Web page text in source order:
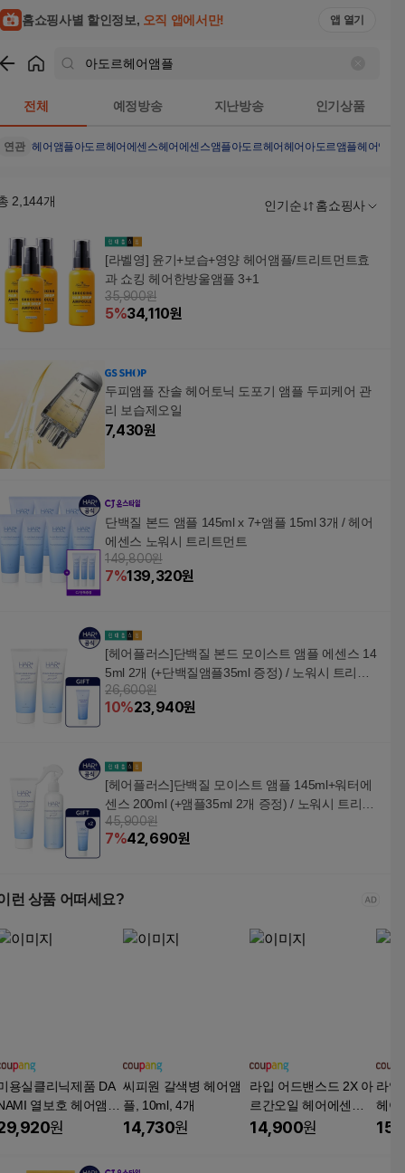
홈쇼핑사별 할인정보, 오직 앱에서만! 앱 열기
전체 예정방송 지난방송 인기상품
연관 헤어앰플아도르헤어에센스헤어에센스앰플아도르헤어헤어 아도르앰플헤어앰플
2,144개 인기순 홈쇼핑사
[라벨영] 윤기+보습+영양 헤어앰플/트리트먼트효
과 쇼킹 헤어한방울앰플 3+1
35,900원
5%34,110원
두피앰플 잔솔 헤어토닉 도포기 앰플 두피케어 관
리 보습제오일
7,430원
단백질 본드 앰플 145ml x 7+앰플 15ml 3개 / 헤어
에센스 노워시 트리트먼트
149,800원
7%139,320원
[헤어플러스]단백질 본드 모이스트 앰플 에센스 14
5ml 2개 (+단백질앰플35ml 증정) / 노워시 트리트
먼트
26,600원
10%23,940원
[헤어플러스]단백질 모이스트 앰플 145ml+워터에
센스 200ml (+앰플35ml 2개 증정) / 노워시 트리트
먼트
45,900원
7%42,690원
런 상품 어떠세요?
용실클리닉제품 DA
열보호 헤어앰플
단백질 셀프 손상
원
씨피원 갈색병 헤어앰
플, 10ml, 4개
14,730원
라입 어드밴스드 2X 아
르간오일 헤어에센스,
1개, 100ml
14,900원
라입
헤어
리,